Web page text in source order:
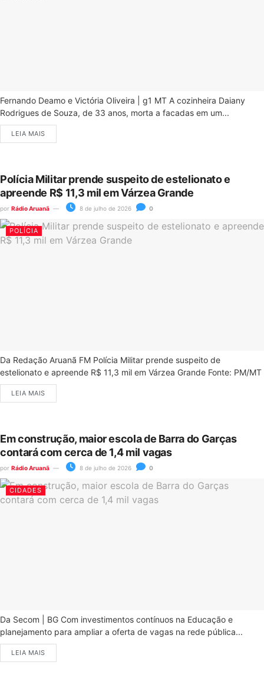
Fernando Deamo e Victória Oliveira | g1 MT A cozinheira Daiany
Rodrigues de Souza, de 33 anos, morta a facadas em um...
LEIA MAIS
Polícia Militar prende suspeito de estelionato e
apreende R$ 11,3 mil em Várzea Grande
por Rádio Aruanã 8 de julho de 2026 0
POLÍCIA
Da Redação Aruanã FM Polícia Militar prende suspeito de
estelionato e apreende R$ 11,3 mil em Várzea Grande Fonte: PM/MT
LEIA MAIS
Em construção, maior escola de Barra do Garças
contará com cerca de 1,4 mil vagas
por Rádio Aruanã 8 de julho de 2026 0
CIDADES
Da Secom | BG Com investimentos contínuos na Educação e
planejamento para ampliar a oferta de vagas na rede pública...
LEIA MAIS